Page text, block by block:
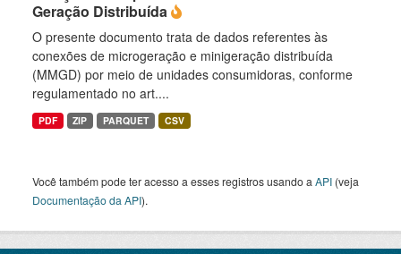
Geração Distribuída
O presente documento trata de dados referentes às
conexões de microgeração e minigeração distribuída
(MMGD) por meio de unidades consumidoras, conforme
regulamentado no art....
PDF ZIP PARQUET CSV
Você também pode ter acesso a esses registros usando a API (veja
Documentação da API).